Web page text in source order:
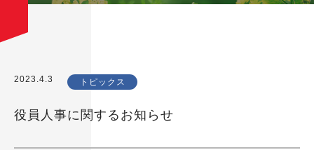
2023.4.3 トピックス
役員⼈事に関するお知らせ